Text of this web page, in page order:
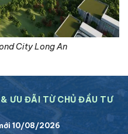
City Long An
ƯU ĐÃI TỪ CHỦ ĐẦU TƯ
10/08/2026